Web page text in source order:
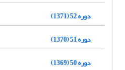
دوره 52 (1371)
دوره 51 (1370)
دوره 50 (1369)